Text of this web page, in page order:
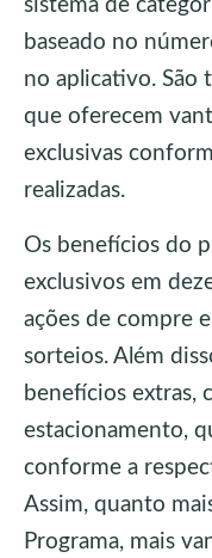
sistema de
baseado no
no aplicativo. São
que oferecem
exclusivas
realizadas.
Os benefícios do
exclusivos em
ações de compre
sorteios. Além
benefícios extras,
estacionamento,
conforme a
Assim, quanto
Programa, mais